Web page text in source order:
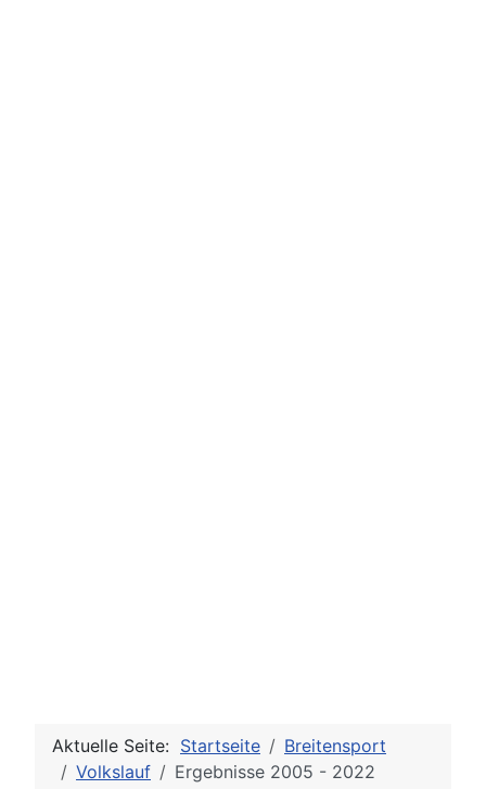
Aktuelle Seite: Startseite
Breitensport
Volkslauf
Ergebnisse 2005 - 2022